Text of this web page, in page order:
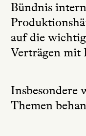
Bündnis
auf die
Verträgen mit
Insbesondere
Themen